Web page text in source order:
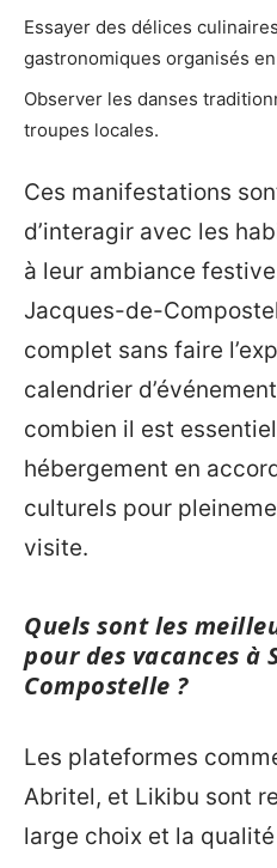
Essayer des délices
gastronomiques organisés
Observer les danses
troupes locales.
Ces manifestations
d’interagir avec les
à leur ambiance
Jacques-de-
complet sans faire
calendrier
combien il est
hébergement en
culturels pour
visite.
Quels sont les
pour des vacances à
Compostelle ?
Les plateformes
Abritel, et Likibu sont
large choix et la